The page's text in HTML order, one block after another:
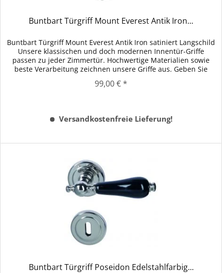
Buntbart Türgriff Mount Everest Antik Iron...
Buntbart Türgriff Mount Everest Antik Iron satiniert Langschild
Unsere klassischen und doch modernen Innentür-Griffe
passen zu jeder Zimmertür. Hochwertige Materialien sowie
beste Verarbeitung zeichnen unsere Griffe aus. Geben Sie
99,00 € *
Versandkostenfreie Lieferung!
Buntbart Türgriff Poseidon Edelstahlfarbig...